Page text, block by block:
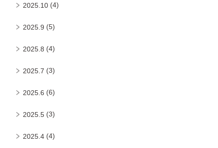
2025.10 (4)
2025.9 (5)
2025.8 (4)
2025.7 (3)
2025.6 (6)
2025.5 (3)
2025.4 (4)